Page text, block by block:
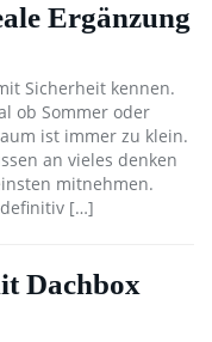
Ergänzung
Sicherheit kennen.
ob Sommer oder
ist immer zu klein.
an vieles denken
mitnehmen.
definitiv […]
Dachbox